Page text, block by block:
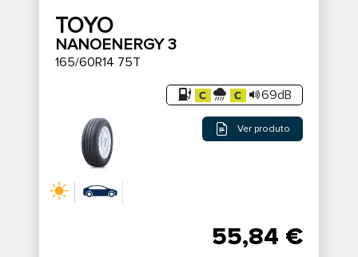
TOYO
NANOENERGY 3
165/60R14 75T
69dB
Ver produto
55,84 €